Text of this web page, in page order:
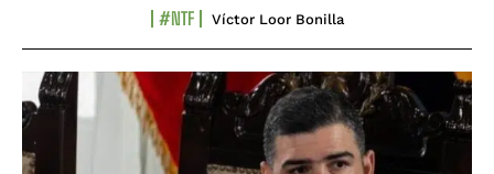
#NTF Víctor Loor Bonilla